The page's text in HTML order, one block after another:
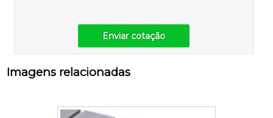
Enviar cotação
Imagens relacionadas